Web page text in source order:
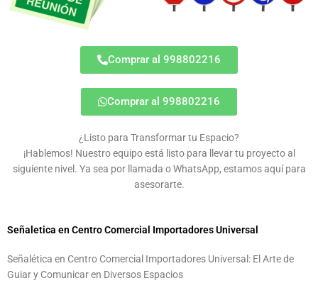
Comprar al 998802216
Comprar al 998802216
¿Listo para Transformar tu Espacio?
¡Hablemos! Nuestro equipo está listo para llevar tu proyecto al
siguiente nivel. Ya sea por llamada o WhatsApp, estamos aquí para
asesorarte.
Señaletica en Centro Comercial Importadores Universal
Señalética en Centro Comercial Importadores Universal: El Arte de
Guiar y Comunicar en Diversos Espacios